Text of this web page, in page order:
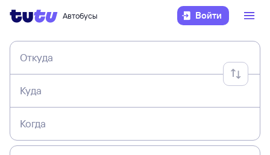
Автобусы Войти
Откуда
Куда
Когда